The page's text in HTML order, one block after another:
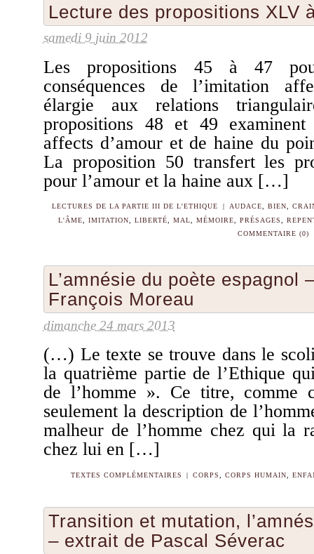
Lecture des propositions XLV
samedi 9 juin 2012
Les propositions 45 à 47
conséquences de l’imitation
élargie aux relations
propositions 48 et 49 examinent
affects d’amour et de haine du
La proposition 50 transfert les
pour l’amour et la haine aux […]
LECTURES DE LA PARTIE III DE L'ETHIQUE AUDACE, BIEN,
L'ÂME, IMITATION, LIBERTÉ, MAL, MÉMOIRE, PRÉSAGES,
COMMENTAIRE (0)
L’amnésie du poète espagnol
François Moreau
dimanche 24 mars 2013
(…) Le texte se trouve dans le
la quatrième partie de l’Ethique
de l’homme ». Ce titre, comme
seulement la description de
malheur de l’homme chez qui la
chez lui en […]
TEXTES COMPLÉMENTAIRES | CORPS CORPS HUMAIN
Transition et mutation,
– extrait de Pascal Séverac